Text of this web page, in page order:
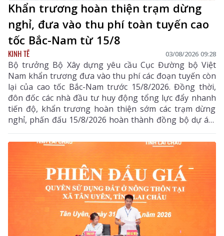
Khẩn trương hoàn thiện trạm dừng
nghỉ, đưa vào thu phí toàn tuyến cao
tốc Bắc-Nam từ 15/8
KINH TẾ 03/08/2026 09:28
Bộ trưởng Bộ Xây dựng yêu cầu Cục Đường bộ Việt
Nam khẩn trương đưa vào thu phí các đoạn tuyến còn
lại của cao tốc Bắc-Nam trước 15/8/2026. Đồng thời,
đôn đốc các nhà đầu tư huy động tổng lực đẩy nhanh
tiến độ, khẩn trương hoàn thiện sớm các trạm dừng
nghỉ, phấn đấu 15/8/2026 hoàn thành đồng bộ dự án,
triển khai thu phí các tuyến cao tốc